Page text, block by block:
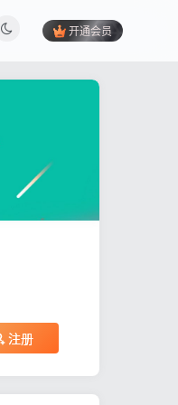
开通会员
注册